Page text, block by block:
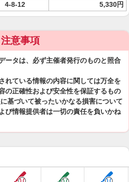
4-8-12 5,330円
注意事項
ータは、必ず主催者発行のものと照合
れている情報の内容に関しては万全を
の正確性および安全性を保証するもの
基づいて被ったいかなる損害について
び情報提供者は一切の責任を負いかね